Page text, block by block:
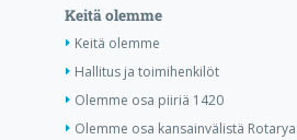
Keitä olemme
Keitä olemme
Hallitus ja toimihenkilöt
Olemme osa piiriä 1420
Olemme osa kansainvälistä Rotarya